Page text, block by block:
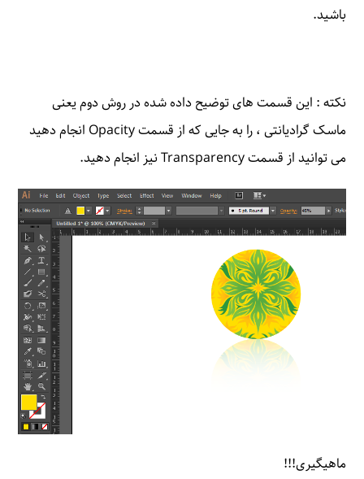
باشید.
نکته : این قسمت های توضیح داده شده در روش دوم یعنی
ماسک گرادیانتی ، را به جایی که از قسمت Opacity انجام دهید
می توانید از قسمت Transparency نیز انجام دهید.
ماهیگیری!!!